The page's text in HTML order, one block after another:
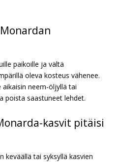
paikoille ja vältä
oleva kosteus vähenee.
neem-öljyllä tai
poista saastuneet lehdet.
kasvit pitäisi
keväällä tai syksyllä kasvien